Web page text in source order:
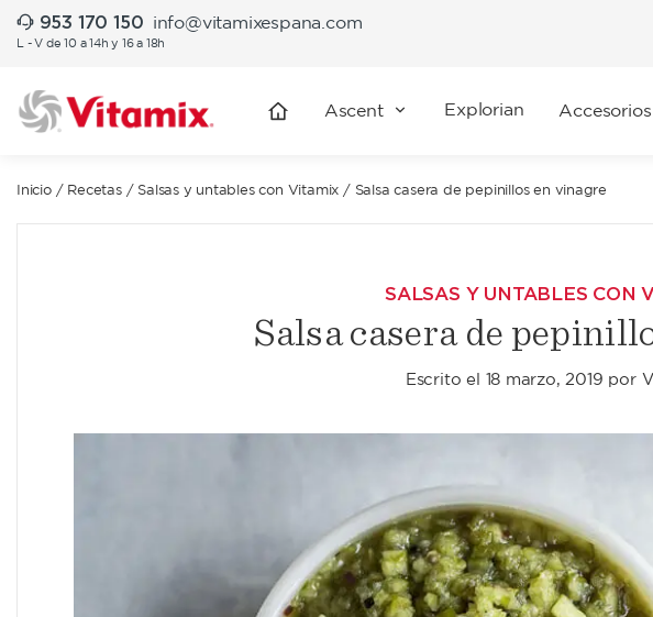
953 170 150 info@vitamixespana.com
L - V de 10 a 14h y 16 a 18h
Ascent Explorian Accesorios
Inicio/ Recetas/ Salsas y untables con Vitamix / Salsa casera de pepinillos en vinagre
SALSAS Y UNTABLES CON
Salsa casera de
Escrito el 18 marzo, 2019 por